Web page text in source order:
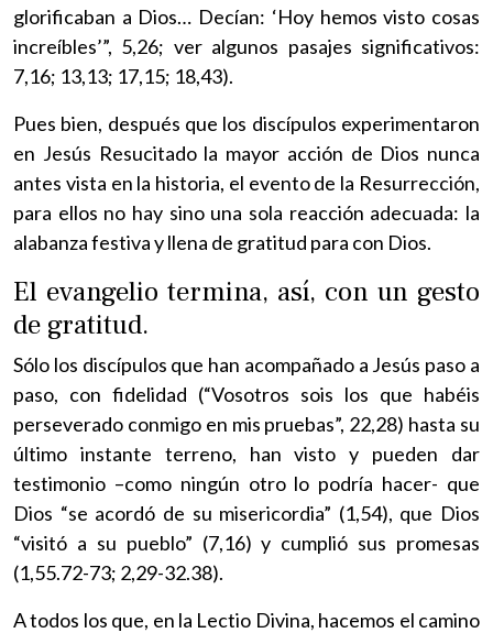
glorificaban a Dios… Decían: ‘Hoy hemos visto cosas
increíbles’”, 5,26; ver algunos pasajes significativos:
7,16; 13,13; 17,15; 18,43).
Pues bien, después que los discípulos experimentaron
en Jesús Resucitado la mayor acción de Dios nunca
antes vista en la historia, el evento de la Resurrección,
para ellos no hay sino una sola reacción adecuada: la
alabanza festiva y llena de gratitud para con Dios.
El evangelio termina, así, con un gesto
de gratitud.
Sólo los discípulos que han acompañado a Jesús paso a
paso, con fidelidad (“Vosotros sois los que habéis
perseverado conmigo en mis pruebas”, 22,28) hasta su
último instante terreno, han visto y pueden dar
testimonio –como ningún otro lo podría hacer- que
Dios “se acordó de su misericordia” (1,54), que Dios
“visitó a su pueblo” (7,16) y cumplió sus promesas
(1,55.72-73; 2,29-32.38).
A todos los que, en la Lectio Divina, hacemos el camino